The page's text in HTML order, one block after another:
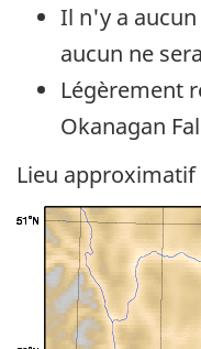
Il n'y a
aucun ne
Légèrement
Okanagan
Lieu